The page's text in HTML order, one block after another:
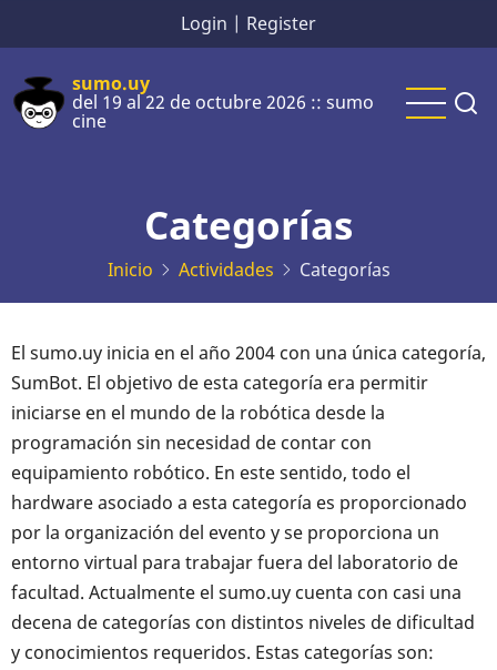
al
contenido
principal
Login | Register
sumo.uy
del 19 al 22 de octubre 2026 :: sumo
cine
Categorías
Inicio Actividades Categorías
El sumo.uy inicia en el año 2004 con una única categoría,
SumBot. El objetivo de esta categoría era permitir
iniciarse en el mundo de la robótica desde la
programación sin necesidad de contar con
equipamiento robótico. En este sentido, todo el
hardware asociado a esta categoría es proporcionado
por la organización del evento y se proporciona un
entorno virtual para trabajar fuera del laboratorio de
facultad. Actualmente el sumo.uy cuenta con casi una
decena de categorías con distintos niveles de dificultad
y conocimientos requeridos. Estas categorías son: